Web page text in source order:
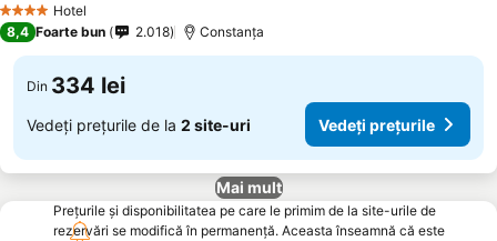
4 Stele Hotel
8,4 Foarte bun 2.018 Constanța
Din 334 lei
Vedeți prețurile de la 2 site-uri Vedeți prețurile
Mai mult
Prețurile și disponibilitatea pe care le primim de la site-urile de
rezervări se modifică în permanență. Aceasta înseamnă că este